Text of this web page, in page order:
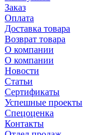
Заказ
Оплата
Доставка товара
Возврат товара
О компании
О компании
Новости
Статьи
Сертификаты
Успешные проекты
Спецоценка
Контакты